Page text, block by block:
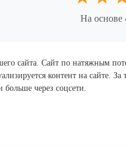
На основе
сайта. Сайт по натяжным
контент на сайте.
через соцсети.